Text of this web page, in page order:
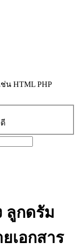
น HTML PHP
ดี
ลูกดรัม
เอกสาร